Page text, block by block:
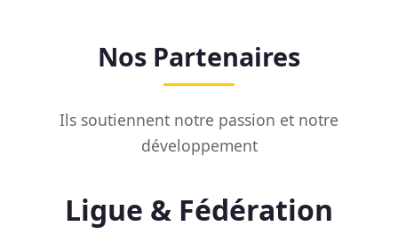
Nos Partenaires
Ils soutiennent notre passion et notre
développement
Ligue & Fédération